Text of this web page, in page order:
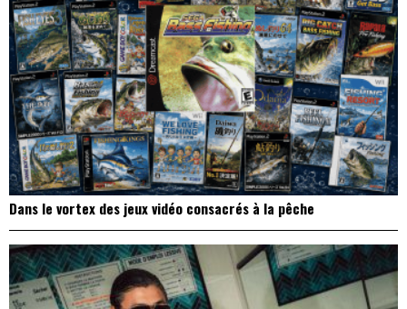
Dans le vortex des jeux vidéo consacrés à la pêche